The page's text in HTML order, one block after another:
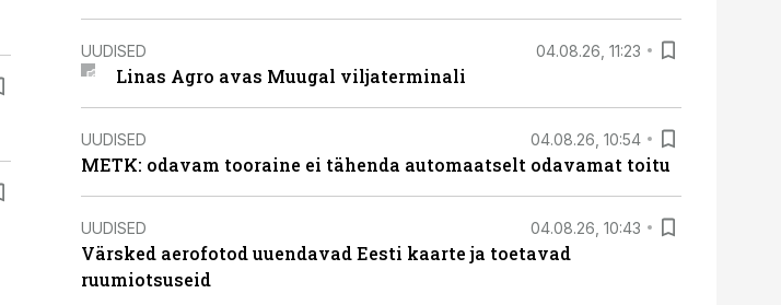
UUDISED 04.08.26, 11:23
Linas Agro avas Muugal viljaterminali
UUDISED 04.08.26, 10:54
METK: odavam tooraine ei tähenda automaatselt odavamat toitu
UUDISED 04.08.26, 10:43
Värsked aerofotod uuendavad Eesti kaarte ja toetavad
ruumiotsuseid